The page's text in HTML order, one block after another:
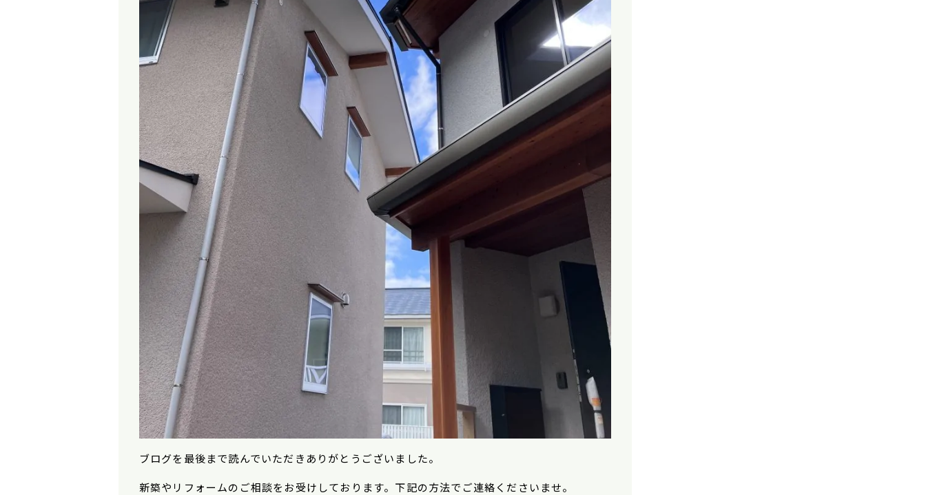
ブログを最後まで読んでいただきありがとうございました。
新築やリフォームのご相談をお受けしております。下記の方法でご連絡くださいませ。